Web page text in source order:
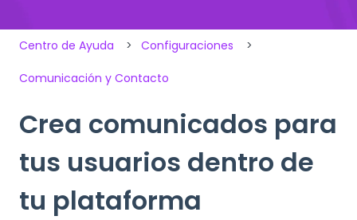
Centro de Ayuda Configuraciones
Comunicación y Contacto
Crea comunicados para
tus usuarios dentro de
tu plataforma